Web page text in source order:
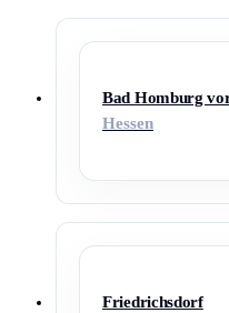
Bad Homburg
Hessen
Friedrichsdorf